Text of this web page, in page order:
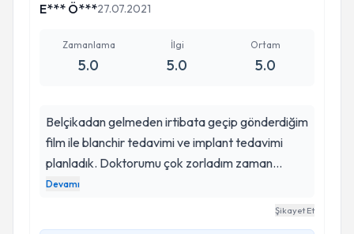
E*** Ö***27.07.2021
Zamanlama
5.0
İlgi
5.0
Ortam
5.0
Belçikadan gelmeden irtibata geçip gönderdiğim
film ile blanchir tedavimi ve implant tedavimi
planladık. Doktorumu çok zorladım zaman
konusunda ama tam istedigim gibi 1 ay içerisinde
implantımı ve beyazlatmamı tamamladık. Çok
Devamı
Şikayet Et